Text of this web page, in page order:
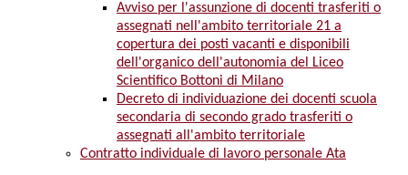
Avviso per l'assunzione di docenti trasferiti o
assegnati nell'ambito territoriale 21 a
copertura dei posti vacanti e disponibili
dell'organico dell'autonomia del Liceo
Scientifico Bottoni di Milano
Decreto di individuazione dei docenti scuola
secondaria di secondo grado trasferiti o
assegnati all'ambito territoriale
Contratto individuale di lavoro personale Ata